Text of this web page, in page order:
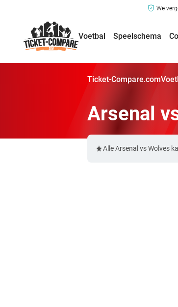
We
Voetbal Speelschema
Ticket-Compare.com
Arsenal
Alle Arsenal vs Wolves